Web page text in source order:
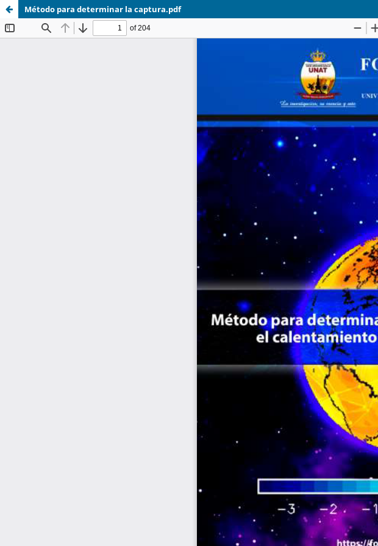
Método para determinar la captura.pdf